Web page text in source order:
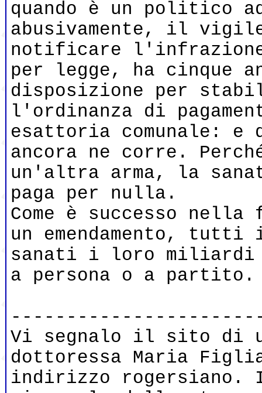
quando è un politico
abusivamente, il
notificare
per legge, ha cinque
disposizione per
l'ordinanza di
esattoria comunale: e
ancora ne corre.
un'altra arma, la
paga per nulla.
Come è successo
un emendamento,
sanati i loro miliardi
a persona o a partito.
Vi segnalo il sito di
dottoressa Maria
indirizzo rogersiano.